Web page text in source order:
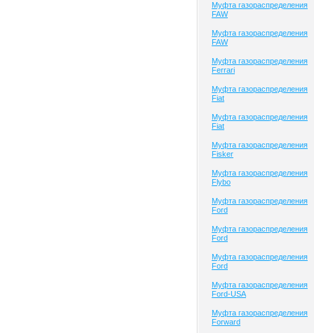
Муфта газораспределения
FAW
Муфта газораспределения
FAW
Муфта газораспределения
Ferrari
Муфта газораспределения
Fiat
Муфта газораспределения
Fiat
Муфта газораспределения
Fisker
Муфта газораспределения
Flybo
Муфта газораспределения
Ford
Муфта газораспределения
Ford
Муфта газораспределения
Ford
Муфта газораспределения
Ford-USA
Муфта газораспределения
Forward